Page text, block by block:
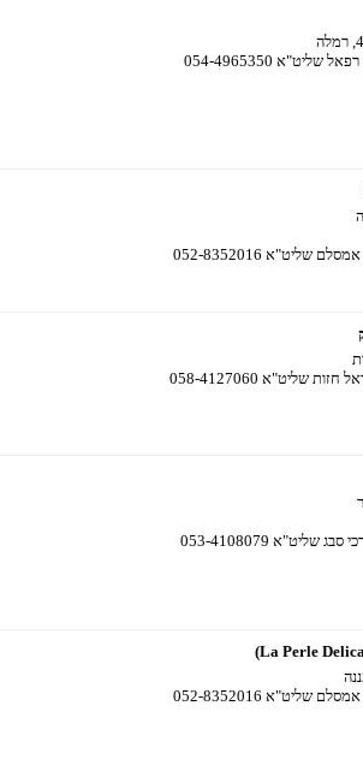
שליט"א 054-4965350
שליט"א 052-8352016
שליט"א 058-4127060
שליט"א 053-4108079
שליט"א 052-8352016